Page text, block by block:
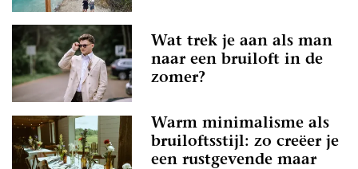
Wat trek je aan als man
naar een bruiloft in de
zomer?
Warm minimalisme als
bruiloftsstijl: zo creëer je
een rustgevende maar